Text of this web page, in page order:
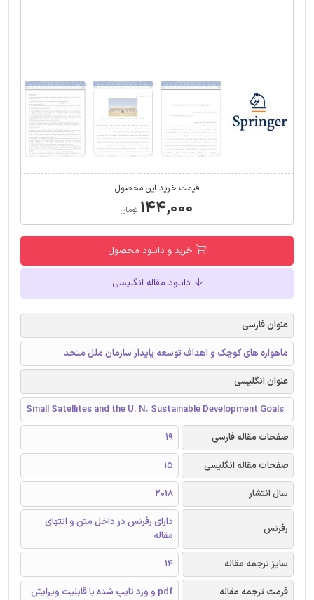
قیمت خرید این محصول
۱۴۴,۰۰۰ تومان
خرید و دانلود محصول
دانلود مقاله انگلیسی
عنوان فارسی
ماهواره های کوچک و اهداف توسعه پایدار سازمان ملل متحد
عنوان انگلیسی
Small Satellites and the U. N. Sustainable Development Goals
صفحات مقاله فارسی
19
صفحات مقاله انگلیسی
15
سال انتشار
2018
رفرنس
دارای رفرنس در داخل متن و انتهای
مقاله
سایز ترجمه مقاله
14
فرمت ترجمه مقاله
pdf و ورد تایپ شده با قابلیت ویرایش